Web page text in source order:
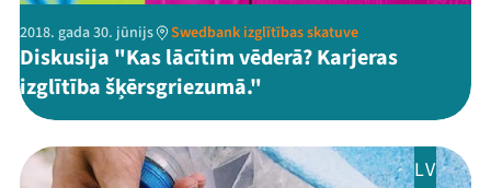
2018. gada 30. jūnijs Swedbank izglītības skatuve
Diskusija "Kas lācītim vēderā? Karjeras
izglītība šķērsgriezumā."
LV